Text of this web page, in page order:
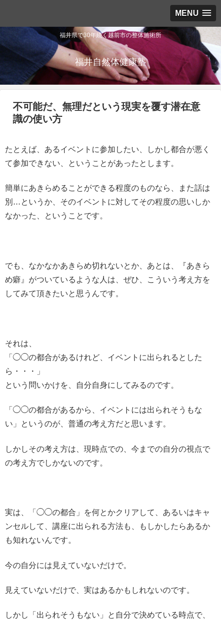
MENU
福井県で30年続く越前市の整体施術所
福井自然体健康塾
不可能だ、無理だという現実を覆す潜在意
識の使い方
たとえば、あるイベントに参加したい、しかし都合が悪く
て参加できない、ということがあったとします。
簡単にあきらめることができる程度のものなら、また話は
別…というか、そのイベントに対してその程度の思いしか
なかった、ということです。
でも、なかなかあきらめ切れないとか、あとは、『あきら
め癖』がついているような人は、ぜひ、こういう考え方を
してみて頂きたいと思うんです。
それは、
「◯◯の都合があるけれど、イベントに出られるとした
ら・・・」
という問いかけを、自分自身にしてみるのです。
「◯◯の都合があるから、イベントには出られそうもな
い」というのが、普通の考え方だと思います。
しかしその考え方は、現時点での、今までの自分の視点で
の考え方でしかないのです。
実は、「◯◯の都合」を何とかクリアして、あるいはキャ
ンセルして、講座に出られる方法も、もしかしたらあるか
も知れないんです。
今の自分には見えていないだけで。
見えていないだけで、実はあるかもしれないのです。
しかし「出られそうもない」と自分で決めている時点で、